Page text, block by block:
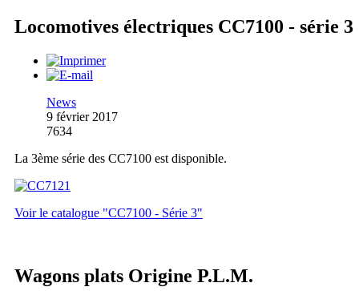
Locomotives électriques CC7100 - série 3
News
9 février 2017
7634
La 3ème série des CC7100 est disponible.
Voir le catalogue "CC7100 - Série 3"
Wagons plats Origine P.L.M.